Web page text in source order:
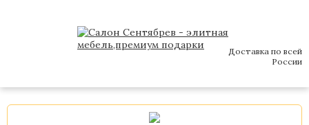
Доставка по всей
России